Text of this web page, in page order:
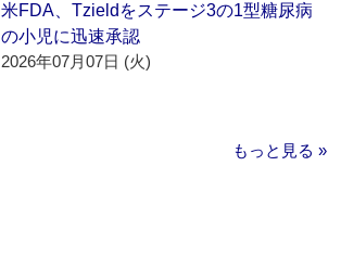
米FDA、Tzieldをステージ3の1型糖尿病
の小児に迅速承認
2026年07月07日 (火)
もっと見る »